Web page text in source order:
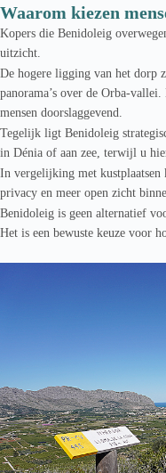
Waarom kiezen
Kopers die Benidoleig
uitzicht.
De hogere ligging van het dorp
panorama’s over de Orba-
mensen doorslaggevend.
Tegelijk ligt Benidoleig
in Dénia of aan zee, terwijl u
In vergelijking met kustplaatsen
privacy en meer open zicht
Benidoleig is geen alternatief
Het is een bewuste keuze voor